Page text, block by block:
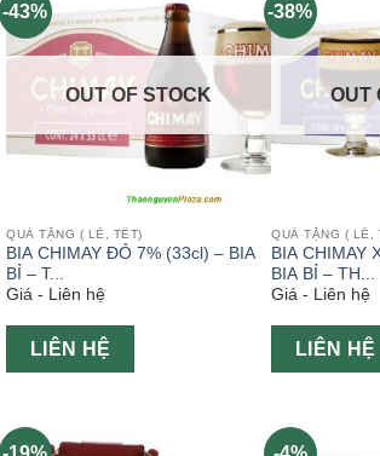
-43%
OUT OF STOCK
QUÀ TẶNG ( LỄ, TẾT)
BIA CHIMAY ĐỎ 7% (33cl) – BIA
BỈ – T...
Giá - Liên hệ
LIÊN HỆ
-38%
OUT
QUÀ TẶNG ( LỄ,
BIA CHIMAY
BIA BỈ – TH...
Giá - Liên hệ
LIÊN HỆ